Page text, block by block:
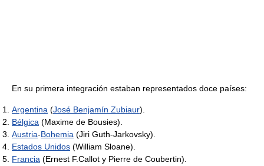
En su primera integración estaban representados doce países:
Argentina (José Benjamín Zubiaur).
Bélgica (Maxime de Bousies).
Austria-Bohemia (Jiri Guth-Jarkovsky).
Estados Unidos (William Sloane).
Francia (Ernest F.Callot y Pierre de Coubertin).